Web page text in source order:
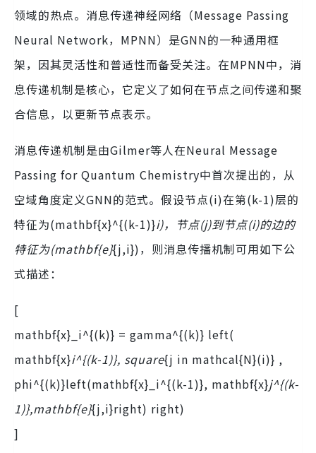
领域的热点。消息传递神经网络（Message Passing
Neural Network，MPNN）是GNN的一种通用框
架，因其灵活性和普适性而备受关注。在MPNN中，消
息传递机制是核心，它定义了如何在节点之间传递和聚
合信息，以更新节点表示。
消息传递机制是由Gilmer等人在Neural Message
Passing for Quantum Chemistry中首次提出的，从
空域角度定义GNN的范式。假设节点(i)在第(k-1)层的
特征为(mathbf{x}^{(k-1)}i)，节点(j)到节点(i)的边的
特征为(mathbf{e}{j,i})，则消息传播机制可用如下公
式描述：
[
mathbf{x}_i^{(k)} = gamma^{(k)} left(
mathbf{x}i^{(k-1)}, square{j in mathcal{N}(i)} ,
phi^{(k)}left(mathbf{x}_i^{(k-1)}, mathbf{x}j^{(k-
1)},mathbf{e}{j,i}right) right)
]